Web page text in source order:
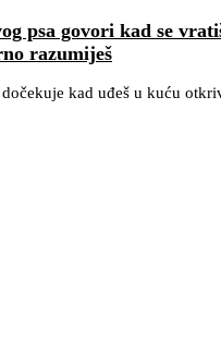
psa govori kad se
razumiješ
kad uđeš u kuću